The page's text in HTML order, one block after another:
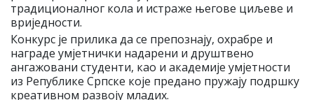
традиционалног кола и истраже његове циљеве и
вриједности.
Конкурс је прилика да се препознају, охрабре и
награде умјетнички надарени и друштвено
ангажовани студенти, као и академије умјетности
из Републике Српске које предано пружају подршку
креативном развоју младих.